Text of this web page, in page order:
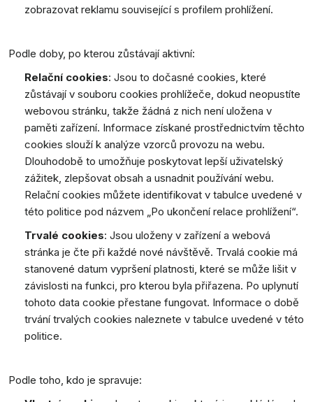
zobrazovat reklamu související s profilem prohlížení.
Podle doby, po kterou zůstávají aktivní:
Relační cookies: Jsou to dočasné cookies, které
zůstávají v souboru cookies prohlížeče, dokud neopustíte
webovou stránku, takže žádná z nich není uložena v
paměti zařízení. Informace získané prostřednictvím těchto
cookies slouží k analýze vzorců provozu na webu.
Dlouhodobě to umožňuje poskytovat lepší uživatelský
zážitek, zlepšovat obsah a usnadnit používání webu.
Relační cookies můžete identifikovat v tabulce uvedené v
této politice pod názvem „Po ukončení relace prohlížení“.
Trvalé cookies: Jsou uloženy v zařízení a webová
stránka je čte při každé nové návštěvě. Trvalá cookie má
stanovené datum vypršení platnosti, které se může lišit v
závislosti na funkci, pro kterou byla přiřazena. Po uplynutí
tohoto data cookie přestane fungovat. Informace o době
trvání trvalých cookies naleznete v tabulce uvedené v této
politice.
Podle toho, kdo je spravuje: